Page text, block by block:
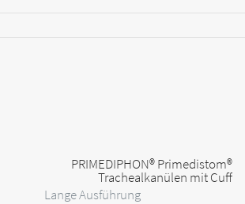
Lange Ausführung